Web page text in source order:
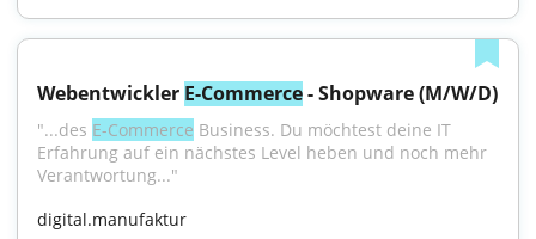
Webentwickler E-Commerce - Shopware (M/W/D)
"...des E-Commerce Business. Du möchtest deine IT
Erfahrung auf ein nächstes Level heben und noch mehr
Verantwortung..."
digital.manufaktur